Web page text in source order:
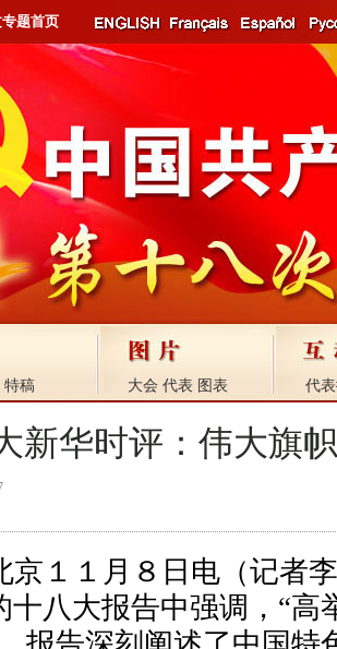
题首页
特稿 大会 代表 图表 代
新华时评：伟大旗
１１月８日电（记者
十八大报告中强调，“高